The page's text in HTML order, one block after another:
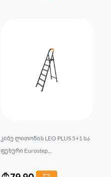
კიბე ლითონის LEO PLUS 5+1 სა
ფეხური Eurostep...